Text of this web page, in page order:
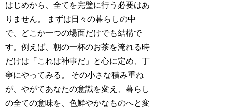
はじめから、全てを完璧に行う必要はあ
りません。 まずは日々の暮らしの中
で、どこか一つの場面だけでも結構で
す。例えば、朝の一杯のお茶を淹れる時
だけは「これは神事だ」と心に定め、丁
寧にやってみる。 その小さな積み重ね
が、やがてあなたの意識を変え、暮らし
の全ての意味を、色鮮やかなものへと変